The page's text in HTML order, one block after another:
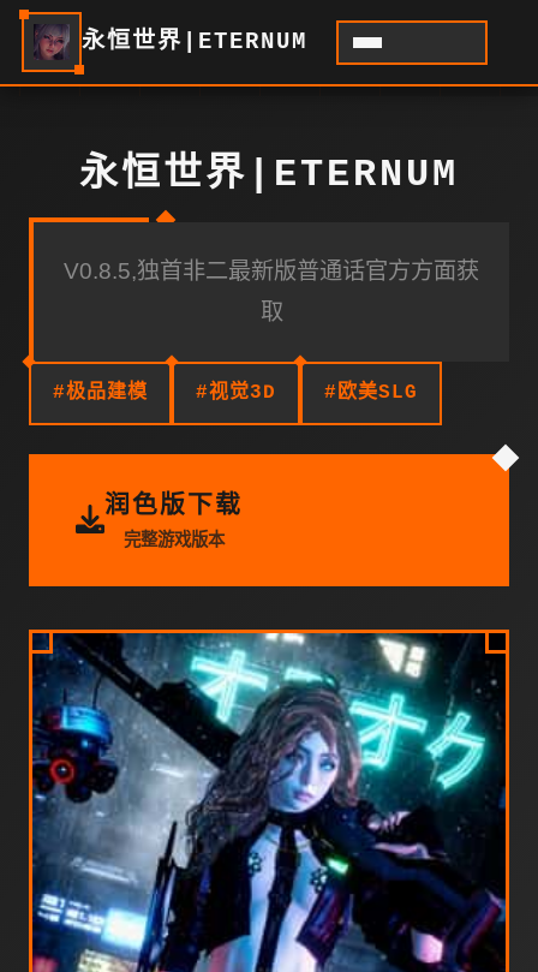
永恒世界|ETERNUM
永恒世界|ETERNUM
V0.8.5,独首非二最新版普通话官方方面获
取
#极品建模 #视觉3D #欧美SLG
润色版下载
完整游戏版本